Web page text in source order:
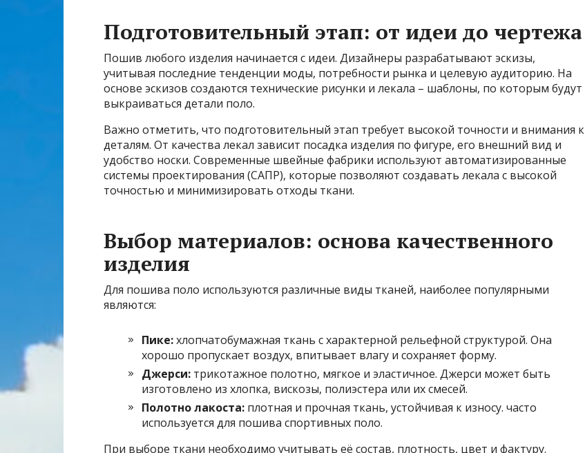
Подготовительный этап: от идеи до чертежа
Пошив любого изделия начинается с идеи. Дизайнеры разрабатывают эскизы,
учитывая последние тенденции моды, потребности рынка и целевую аудиторию. На
основе эскизов создаются технические рисунки и лекала – шаблоны, по которым будут
выкраиваться детали поло.
Важно отметить, что подготовительный этап требует высокой точности и внимания к
деталям. От качества лекал зависит посадка изделия по фигуре, его внешний вид и
удобство носки. Современные швейные фабрики используют автоматизированные
системы проектирования (САПР), которые позволяют создавать лекала с высокой
точностью и минимизировать отходы ткани.
Выбор материалов: основа качественного
изделия
Для пошива поло используются различные виды тканей, наиболее популярными
являются:
Пике:хлопчатобумажная ткань с характерной рельефной структурой. Она
хорошо пропускает воздух, впитывает влагу и сохраняет форму.
Джерси: трикотажное полотно, мягкое и эластичное. Джерси может быть
изготовлено из хлопка, вискозы, полиэстера или их смесей.
Полотно лакоста: плотная и прочная ткань, устойчивая к износу. часто
используется для пошива спортивных поло.
При выборе ткани необходимо учитывать её состав, плотность, цвет и фактуру.